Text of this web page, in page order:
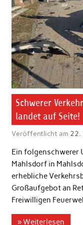
Schwerer
landet auf Seite!
Veröffentlicht am 22.
Ein folgenschwerer
Mahlsdorf in
erhebliche
Großaufgebot an
Freiwilligen
» Weiterlesen